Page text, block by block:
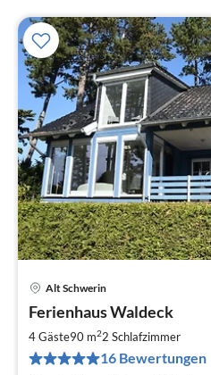
Alt Schwerin
Ferienhaus Waldeck
4 Gäste90 m22 Schlafzimmer
16 Bewertungen